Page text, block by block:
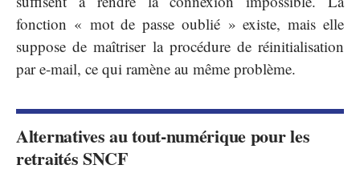
fonction « mot de passe oublié » existe, mais elle
suppose de maîtriser la procédure de réinitialisation
par e-mail, ce qui ramène au même problème.
Alternatives au tout-numérique pour les
retraités SNCF